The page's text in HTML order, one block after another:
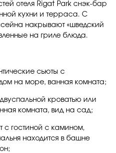
отеля Rigat Park снэк-бар
кухни и терраса. С
накрывают «шведский
на гриле блюда.
сьюты с
на море, ванная комната;
кроватью или
комната, вид на сад;
с гостиной с камином,
находится в башне